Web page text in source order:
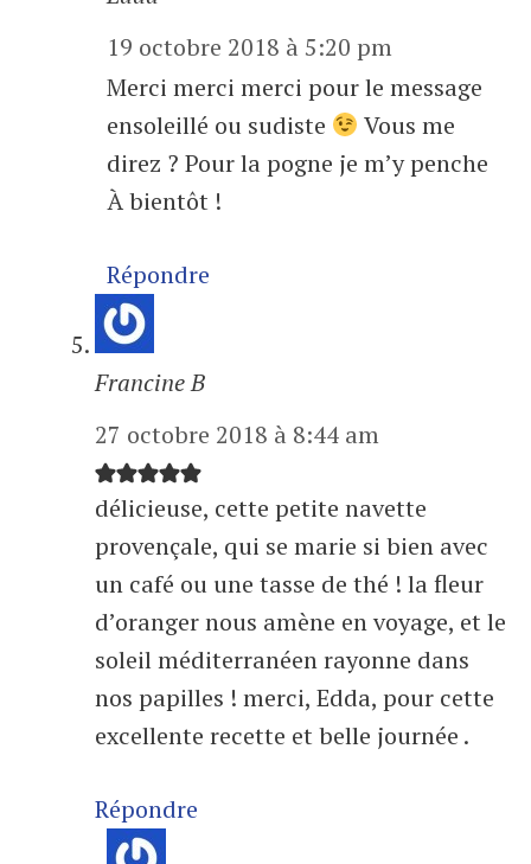
19 octobre 2018 à 5:20 pm
Merci merci merci pour le message
ensoleillé ou sudiste
Vous me
direz ? Pour la pogne je m’y penche
À bientôt !
Répondre
Francine B
27 octobre 2018 à 8:44 am
délicieuse, cette petite navette
provençale, qui se marie si bien avec
un café ou une tasse de thé ! la fleur
d’oranger nous amène en voyage, et le
soleil méditerranéen rayonne dans
nos papilles ! merci, Edda, pour cette
excellente recette et belle journée .
Répondre